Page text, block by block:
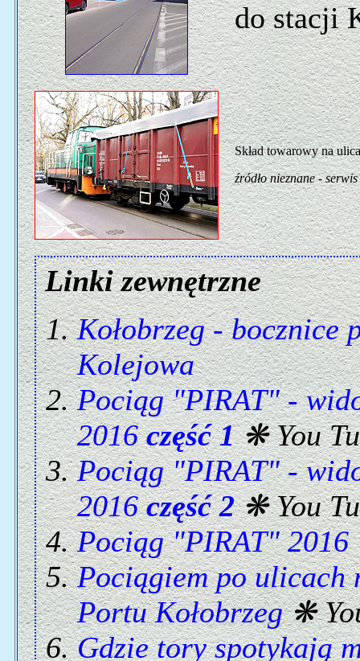
do stacji
Skład towarowy na
źródło nieznane - serwis
Linki zewnętrzne
Kołobrzeg - bocznice
Kolejowa
Pociąg "PIRAT" -
2016część 1❋ You
Pociąg "PIRAT" -
2016część 2❋ You
Pociąg "PIRAT" 2016
Pociągiem po ulicach
Portu Kołobrzeg❋
Gdzie tory spotykają